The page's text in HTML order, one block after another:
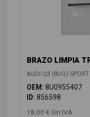
BRAZO LIMPIA
AUDI Q3 (8UG) SPORT
OEM: 8U0955407
ID: 856598
18,00 € Sin IVA